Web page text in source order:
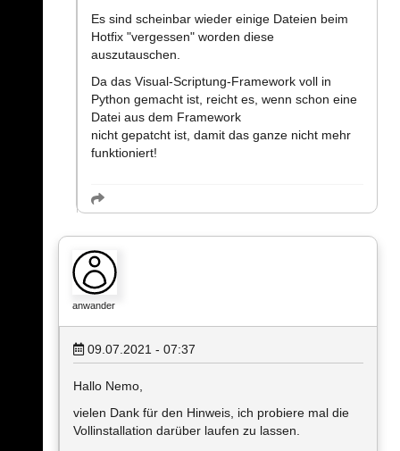
Es sind scheinbar wieder einige Dateien beim
Hotfix "vergessen" worden diese
auszutauschen.
Da das Visual-Scriptung-Framework voll in
Python gemacht ist, reicht es, wenn schon eine
Datei aus dem Framework
nicht gepatcht ist, damit das ganze nicht mehr
funktioniert!
anwander
09.07.2021 - 07:37
Hallo Nemo,
vielen Dank für den Hinweis, ich probiere mal die
Vollinstallation darüber laufen zu lassen.